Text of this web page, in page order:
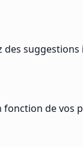
fonction de